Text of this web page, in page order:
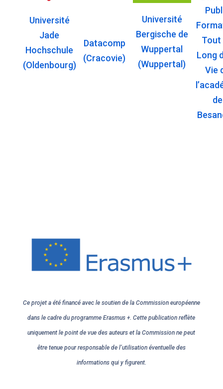
Université
Jade
Hochschule
(Oldenbourg)
Datacomp
(Cracovie)
Université
Bergische de
Wuppertal
(Wuppertal)
Tout
Long
Vie
de
Ce projet a été financé avec le soutien de la Commission européenne
dans le cadre du programme Erasmus +. Cette publication reflète
uniquement le point de vue des auteurs et la Commission ne peut
être tenue pour responsable de l’utilisation éventuelle des
informations qui y figurent.